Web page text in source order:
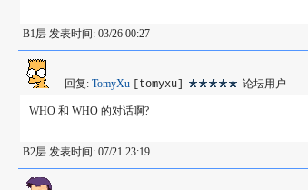
B1层 发表时间: 03/26 00:27
回复: TomyXu [tomyxu] 论坛用户
WHO 和 WHO 的对话啊?
B2层 发表时间: 07/21 23:19